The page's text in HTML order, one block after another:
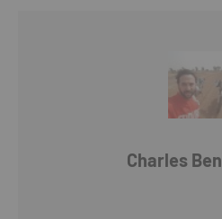
Charles